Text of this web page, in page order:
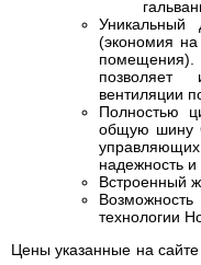
(экономия на
помещения).
вентиляции
Полностью
общую шину
надежность
Встроенный
технологии
Цены указанные на